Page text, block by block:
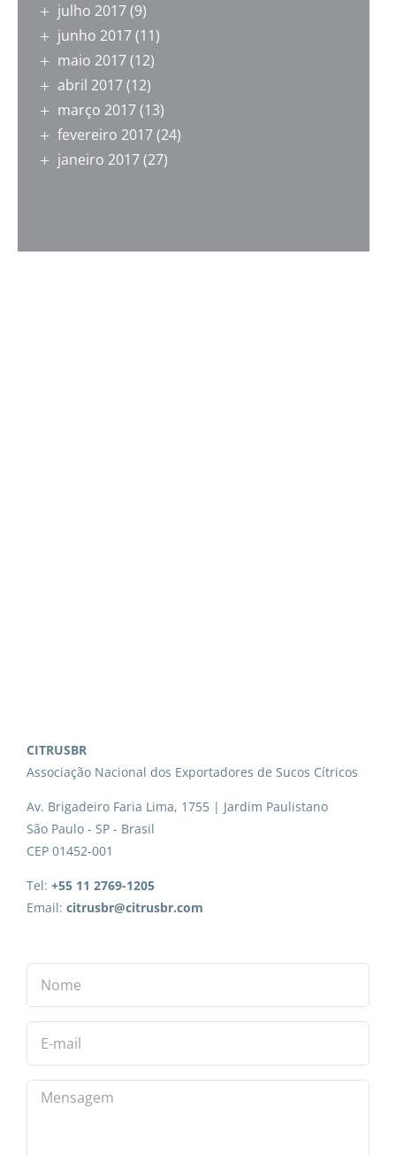
julho 2017(9)
junho 2017(11)
maio 2017(12)
abril 2017(12)
março 2017(13)
fevereiro 2017(24)
janeiro 2017(27)
CITRUSBR
Associação Nacional dos Exportadores de Sucos Cítricos
Av. Brigadeiro Faria Lima, 1755 | Jardim Paulistano
São Paulo - SP - Brasil
CEP 01452-001
Tel: +55 11 2769-1205
Email: citrusbr@citrusbr.com